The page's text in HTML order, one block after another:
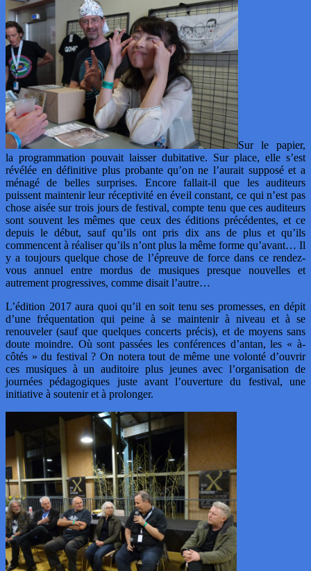
Sur le papier,
la programmation pouvait laisser dubitative. Sur place, elle s’est
révélée en définitive plus probante qu’on ne l’aurait supposé et a
ménagé de belles surprises. Encore fallait-il que les auditeurs
puissent maintenir leur réceptivité en éveil constant, ce qui n’est pas
chose aisée sur trois jours de festival, compte tenu que ces auditeurs
sont souvent les mêmes que ceux des éditions précédentes, et ce
depuis le début, sauf qu’ils ont pris dix ans de plus et qu’ils
commencent à réaliser qu’ils n’ont plus la même forme qu’avant… Il
y a toujours quelque chose de l’épreuve de force dans ce rendez-
vous annuel entre mordus de musiques presque nouvelles et
autrement progressives, comme disait l’autre…
L’édition 2017 aura quoi qu’il en soit tenu ses promesses, en dépit
d’une fréquentation qui peine à se maintenir à niveau et à se
renouveler (sauf que quelques concerts précis), et de moyens sans
doute moindre. Où sont passées les conférences d’antan, les « à-
côtés » du festival ? On notera tout de même une volonté d’ouvrir
ces musiques à un auditoire plus jeunes avec l’organisation de
journées pédagogiques juste avant l’ouverture du festival, une
initiative à soutenir et à prolonger.